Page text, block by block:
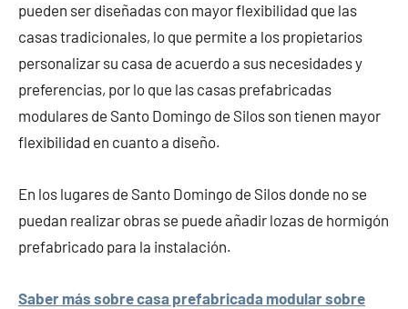
pueden ser diseñadas con mayor flexibilidad que las
casas tradicionales, lo que permite a los propietarios
personalizar su casa de acuerdo a sus necesidades y
preferencias, por lo que las casas prefabricadas
modulares de Santo Domingo de Silos son tienen mayor
flexibilidad en cuanto a diseño.
En los lugares de Santo Domingo de Silos donde no se
puedan realizar obras se puede añadir lozas de hormigón
prefabricado para la instalación.
Saber más sobre casa prefabricada modular sobre